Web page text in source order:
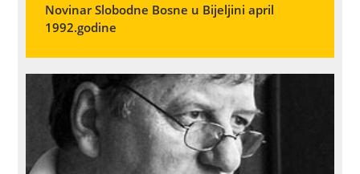
Novinar Slobodne Bosne u Bijeljini april
1992.godine